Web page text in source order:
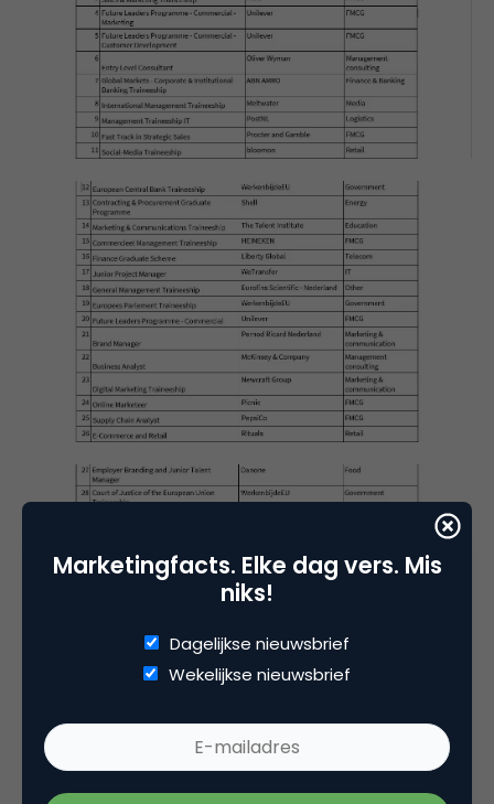
Marketingfacts. Elke dag vers. Mis
niks!
Dagelijkse nieuwsbrief
Wekelijkse nieuwsbrief